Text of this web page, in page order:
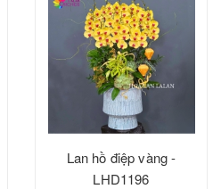
Lan hồ điệp vàng -
LHD1196